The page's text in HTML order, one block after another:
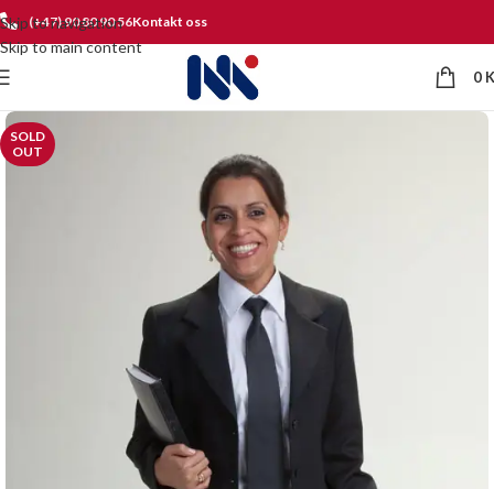
Skip to navigation
Skip to main content
(+47) 90 80 90 56Kontakt oss
0
SOLD
OUT